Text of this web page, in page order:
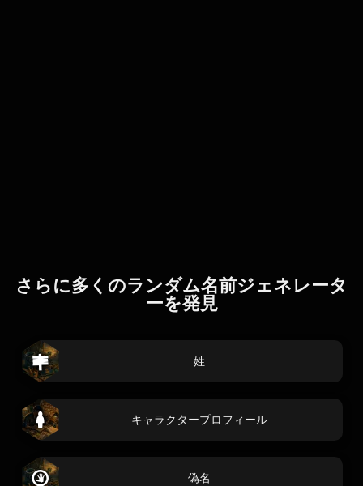
さらに多くのランダム名前ジェネレータ
ーを発見
姓
キャラクタープロフィール
偽名